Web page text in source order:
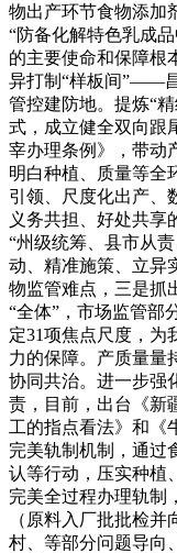
物出产环节食物添加
“防备化解特色乳成
的主要使命和保障根
异打制“样板间”——
管控建防地。提炼“
式，成立健全双向跟
宰办理条例》，带动
明白种植、质量等全
引领、尺度化出产、
义务共担、好处共享
“州级统筹、县市从
动、精准施策、立异
物监管难点，三是抓
“全体”，市场监管部
定31项焦点尺度，为
力的保障。产质量量
协同共治。进一步强
责，目前，出台《新
工的指点看法》和《
完美轨制机制，通过
认等行动，压实种植
完美全过程办理轨制
（原料入厂批批检
村、等部分问题导向